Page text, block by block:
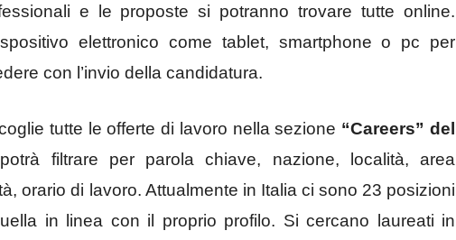
e le proposte si potranno trovare tutte online.
elettronico come tablet, smartphone o pc per
con l’invio della candidatura.
tutte le offerte di lavoro nella sezione “Careers” del
filtrare per parola chiave, nazione, località, area
orario di lavoro. Attualmente in Italia ci sono 23 posizioni
in linea con il proprio profilo. Si cercano laureati in